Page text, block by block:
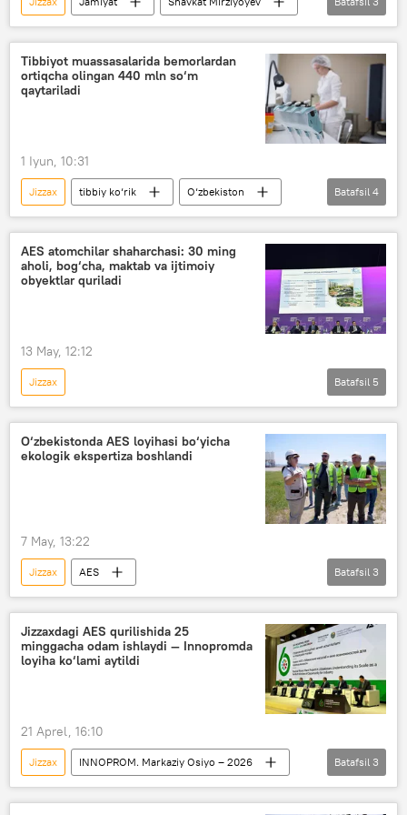
Vladimir Putin
AES
O‘zbekistonda atom elektrostansiyasi qurilishi
Tibbiyot muassasalarida bemorlardan
ortiqcha olingan 440 mln so‘m
qaytariladi
1 Iyun, 10:31
Jizzax tibbiy ko‘rik
O‘zbekiston
Jamiyat
shifoxona
Raqobatni rivojlantirish va iste’molchilar huquqlarini himoya qilish qo‘mitasi
Sirdaryo
Batafsil 4
AES atomchilar shaharchasi: 30 ming
aholi, bog‘cha, maktab va ijtimoiy
obyektlar quriladi
13 May, 12:12
Jizzax
O‘zbekistonda atom elektrostansiyasi qurilishi
Atom energetikasi
qurilish
O‘zbekiston
Jamiyat
Batafsil 5
O‘zbekistonda AES loyihasi bo‘yicha
ekologik ekspertiza boshlandi
7 May, 13:22
Jizzax
AES
O‘zbekistonda atom elektrostansiyasi qurilishi
Davlat ekologiya qo‘mitasi
Batafsil 3
Jizzaxdagi AES qurilishida 25
minggacha odam ishlaydi — Innopromda
loyiha ko‘lami aytildi
21 Aprel, 16:10
Jizzax
INNOPROM. Markaziy Osiyo – 2026
AES
Batafsil 3